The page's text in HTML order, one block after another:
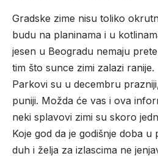
Gradske zime nisu toliko
budu na planinama i u
jesen u Beogradu nemaju
tim što sunce zimi zalazi ranije.
Parkovi su u decembru
puniji. Možda će vas i ova
neki splavovi zimi su skoro
Koje god da je godišnje doba u
duh i želja za izlascima ne